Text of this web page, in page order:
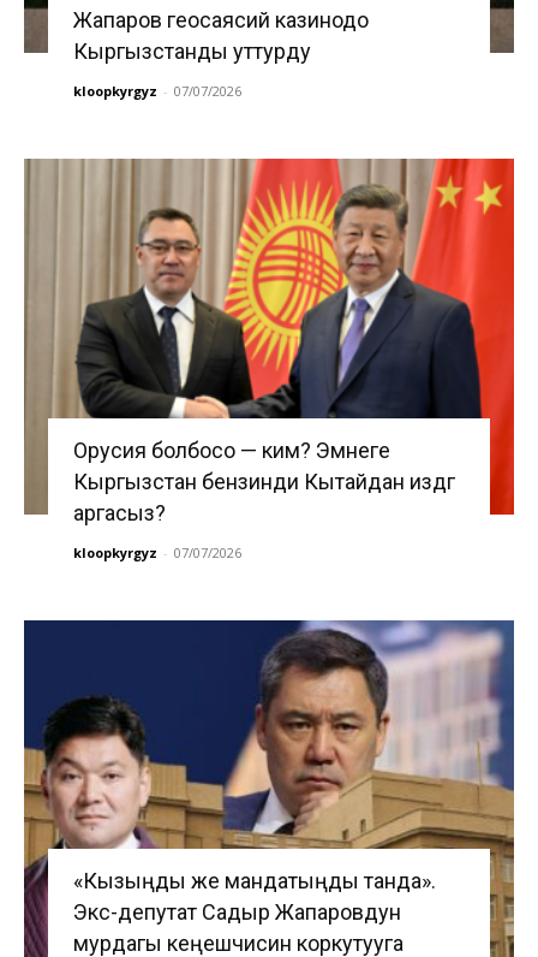
Жапаров геосаясий казинодо
Кыргызстанды уттурду
kloopkyrgyz - 07/07/2026
Орусия болбосо — ким? Эмнеге
Кыргызстан бензинди Кытайдан издөөгө
аргасыз?
kloopkyrgyz - 07/07/2026
«Кызыңды же мандатыңды танда».
Экс-депутат Садыр Жапаровдун
мурдагы кеңешчисин коркутууга